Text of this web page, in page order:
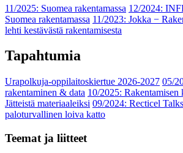
11/2025: Suomea rakentamassa 12/2024:
Suomea rakentamassa 11/2023: Jokka −
lehti kestävästä rakentamisesta
Tapahtumia
Urapolkuja-oppilaitoskiertue 2026-2027 05/
rakentaminen & data 10/2025: Rakentamisen
Jätteistä materiaaleiksi 09/2024: Recticel
paloturvallinen loiva katto
Teemat ja liitteet